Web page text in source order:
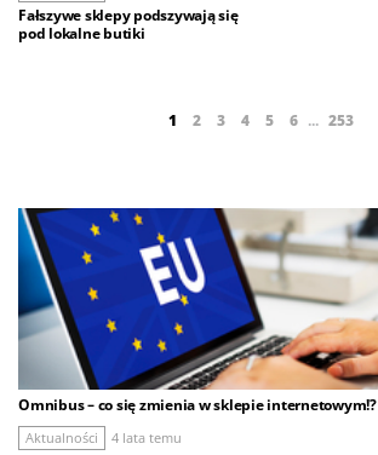
Fałszywe sklepy podszywają się
pod lokalne butiki
1 2 3 4 5 6 ... 253
Omnibus – co się zmienia w sklepie internetowym!?
Aktualności 4 lata temu